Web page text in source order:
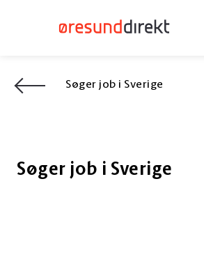
Søger job i Sverige
Søger job i Sverige